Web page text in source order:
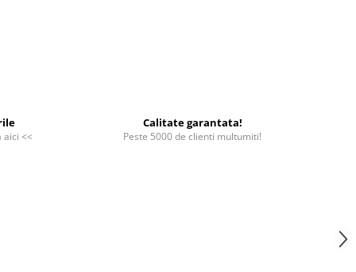
aici <<
Calitate garantata!
Peste 5000 de clienti multumiti!